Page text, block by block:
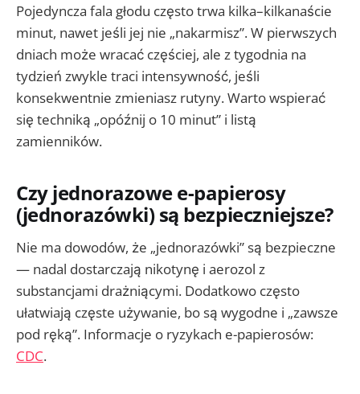
Pojedyncza fala głodu często trwa kilka–kilkanaście
minut, nawet jeśli jej nie „nakarmisz”. W pierwszych
dniach może wracać częściej, ale z tygodnia na
tydzień zwykle traci intensywność, jeśli
konsekwentnie zmieniasz rutyny. Warto wspierać
się techniką „opóźnij o 10 minut” i listą
zamienników.
Czy jednorazowe e-papierosy
(jednorazówki) są bezpieczniejsze?
Nie ma dowodów, że „jednorazówki” są bezpieczne
— nadal dostarczają nikotynę i aerozol z
substancjami drażniącymi. Dodatkowo często
ułatwiają częste używanie, bo są wygodne i „zawsze
pod ręką”. Informacje o ryzykach e-papierosów:
CDC.